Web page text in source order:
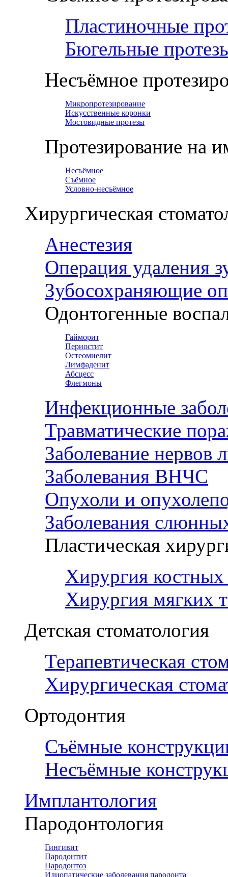
Пластиночные
Бюгельные
Несъёмное
Микропротезирование
Искусственные коронки
Мостовидные протезы
Протезирование на
Несъёмное
Съёмное
Условно-несъёмное
Хирургическая
Анестезия
Операция удаления
Зубосохраняющие
Одонтогенные
Гайморит
Периостит
Остеомиелит
Лимфаденит
Абсцесс
Флегмоны
Инфекционные
Травматические
Заболевание нервов
Заболевания ВНЧС
Опухоли и
Заболевания
Пластическая
Хирургия костных
Хирургия мягких
Детская стоматология
Терапевтическая
Хирургическая
Ортодонтия
Съёмные
Несъёмные
Имплантология
Пародонтология
Гингивит
Пародонтит
Пародонтоз
Идиопатические заболевания пародонта